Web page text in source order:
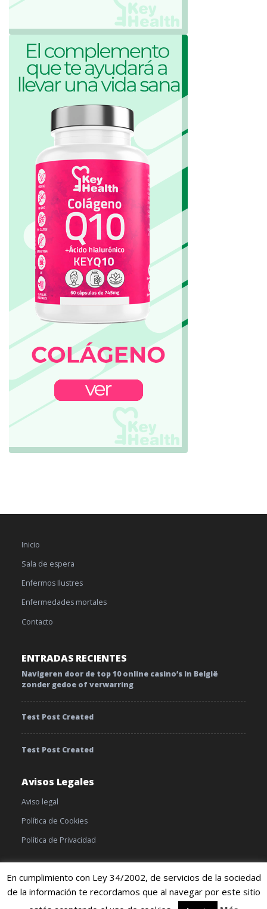
Inicio
Sala de espera
Enfermos Ilustres
Enfermedades mortales
Contacto
ENTRADAS RECIENTES
Navigeren door de top 10 online casino’s in België
zonder gedoe of verwarring
Test Post Created
Test Post Created
Avisos Legales
Aviso legal
Política de Cookies
Política de Privacidad
© 2019 TratamientoyEnfermedades | Cookies|Terminos y
En cumplimiento con Ley 34/2002, de servicios de la sociedad
de la información te recordamos que al navegar por este sitio